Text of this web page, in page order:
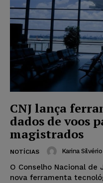
CNJ lança
dados de voos
magistrados
NOTÍCIAS Karina Silvério
O Conselho Nacional
nova ferramenta